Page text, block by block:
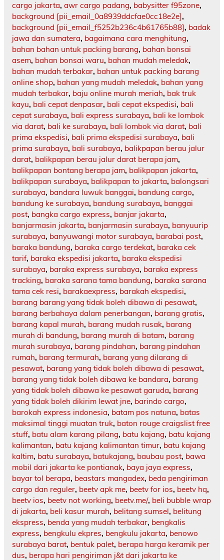
cargo jakarta, awr cargo padang, babysitter f95zone,
background [pii_email_0a8939ddcfae0cc18e2e],
background [pii_email_f5252b236c4b61765b88], badak
jawa dan sumatera, bagaimana cara menghitung,
bahan bahan untuk packing barang, bahan bonsai
asem, bahan bonsai waru, bahan mudah meledak,
bahan mudah terbakar, bahan untuk packing barang
online shop, bahan yang mudah meledak, bahan yang
mudah terbakar, baju online murah meriah, bak truk
kayu, bali cepat denpasar, bali cepat ekspedisi, bali
cepat surabaya, bali express surabaya, bali ke lombok
via darat, bali ke surabaya, bali lombok via darat, bali
prima ekspedisi, bali prima ekspedisi surabaya, bali
prima surabaya, bali surabaya, balikpapan berau jalur
darat, balikpapan berau jalur darat berapa jam,
balikpapan bontang berapa jam, balikpapan jakarta,
balikpapan surabaya, balikpapan to jakarta, balongsari
surabaya, bandara luwuk banggai, bandung cargo,
bandung ke surabaya, bandung surabaya, banggai
post, bangka cargo express, banjar jakarta,
banjarmasin jakarta, banjarmasin surabaya, banyuurip
surabaya, banyuwangi motor surabaya, barabai post,
baraka bandung, baraka cargo terdekat, baraka cek
tarif, baraka ekspedisi jakarta, baraka ekspedisi
surabaya, baraka express surabaya, baraka express
tracking, baraka sarana tama bandung, baraka sarana
tama cek resi, barakaexpress, barakah ekspedisi,
barang barang yang tidak boleh dibawa di pesawat,
barang berbahaya dalam penerbangan, barang gratis,
barang kapal murah, barang mudah rusak, barang
murah di bandung, barang murah di batam, barang
murah surabaya, barang pindahan, barang pindahan
rumah, barang termurah, barang yang dilarang di
pesawat, barang yang tidak boleh dibawa di pesawat,
barang yang tidak boleh dibawa ke bandara, barang
yang tidak boleh dibawa ke pesawat garuda, barang
yang tidak boleh dikirim lewat jne, barindo cargo,
barokah express indonesia, batam pos natuna, batas
maksimal tinggi muatan truk, baton rouge craigslist free
stuff, batu alam karang pilang, batu kajang, batu kajang
kalimantan, batu kajang kalimantan timur, batu kajang
kaltim, batu surabaya, batukajang, baubau post, bawa
mobil dari jakarta ke pontianak, baya jaya express,
bayar tol berapa, beastars mangadex, beda pengiriman
cargo dan reguler, beetv apk me, beetv for ios, beetv hq,
beetv ios, beetv not working, beetv.me/, beli bubble wrap
di jakarta, beli kasur murah, belitang sumsel, belitung
ekspress, benda yang mudah terbakar, bengkalis
express, bengkulu ekpres, bengkulu jakarta, benowo
surabaya barat, bentuk palet, berapa harga keramik per
dus, berapa hari pengiriman j&t dari jakarta ke